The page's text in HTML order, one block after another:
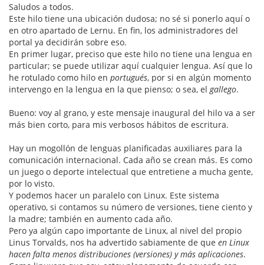
Saludos a todos.
Este hilo tiene una ubicación dudosa; no sé si ponerlo aquí o
en otro apartado de Lernu. En fin, los administradores del
portal ya decidirán sobre eso.
En primer lugar, preciso que este hilo no tiene una lengua en
particular; se puede utilizar aquí cualquier lengua. Así que lo
he rotulado como hilo en portugués, por si en algún momento
intervengo en la lengua en la que pienso; o sea, elgallego.
Bueno: voy al grano, y este mensaje inaugural del hilo va a ser
más bien corto, para mis verbosos hábitos de escritura.
Hay un mogollón de lenguas planificadas auxiliares para la
comunicación internacional. Cada año se crean más. Es como
un juego o deporte intelectual que entretiene a mucha gente,
por lo visto.
Y podemos hacer un paralelo con Linux. Este sistema
operativo, si contamos su número de versiones, tiene ciento y
la madre; también en aumento cada año.
Pero ya algún capo importante de Linux, al nivel del propio
Linus Torvalds, nos ha advertido sabiamente de que en Linux
hacen falta menos distribuciones (versiones) y más aplicaciones.